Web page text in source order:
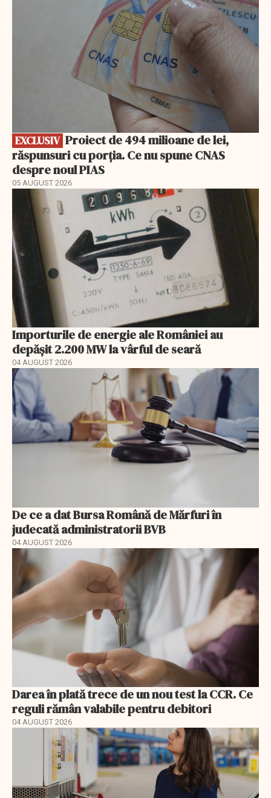
EXCLUSIV
răspunsuri cu porția. Ce nu spune CNAS
despre noul PIAS
05 AUGUST 2026
Importurile de energie ale României au
depășit 2.200 MW la vârful de seară
04 AUGUST 2026
De ce a dat Bursa Română de Mărfuri în
judecată administratorii BVB
04 AUGUST 2026
Darea în plată trece de un nou test la CCR. Ce
reguli rămân valabile pentru debitori
04 AUGUST 2026